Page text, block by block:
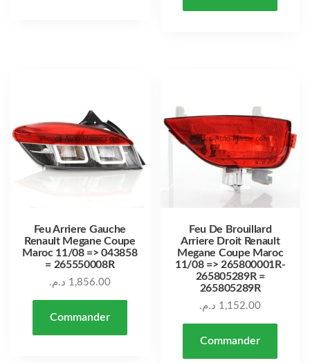
Feu Arriere Gauche
Renault Megane Coupe
Maroc 11/08 => 043858
= 265550008R
1,856.00 د.م.
Commander
Feu De Brouillard
Arriere Droit Renault
Megane Coupe Maroc
11/08 => 265800001R-
265805289R =
265805289R
1,152.00 د.م.
Commander